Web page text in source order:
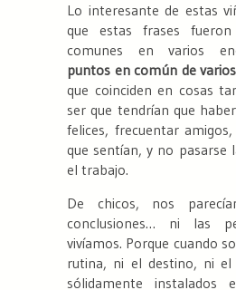
Lo interesante de estas
que estas frases fueron
comunes en varios
puntos en común de
que coinciden en cosas
ser que tendrían que
felices, frecuentar
que sentían, y no pasarse
el trabajo.
De chicos, nos
conclusiones… ni las
vivíamos. Porque cuando
rutina, ni el destino, ni el
sólidamente instalados